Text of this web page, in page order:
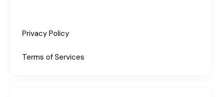
Privacy Policy
Terms of Services